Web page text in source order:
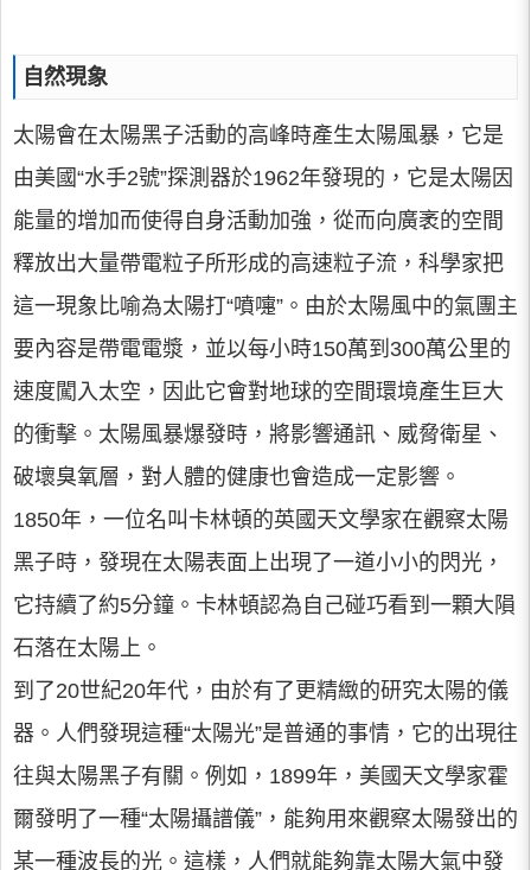
自然現象
太陽會在太陽黑子活動的高峰時產生太陽風暴，它是
由美國“水手2號”探測器於1962年發現的，它是太陽因
能量的增加而使得自身活動加強，從而向廣袤的空間
釋放出大量帶電粒子所形成的高速粒子流，科學家把
這一現象比喻為太陽打“噴嚏”。由於太陽風中的氣團主
要內容是帶電電漿，並以每小時150萬到300萬公里的
速度闖入太空，因此它會對地球的空間環境產生巨大
的衝擊。太陽風暴爆發時，將影響通訊、威脅衛星、
破壞臭氧層，對人體的健康也會造成一定影響。
1850年，一位名叫卡林頓的英國天文學家在觀察太陽
黑子時，發現在太陽表面上出現了一道小小的閃光，
它持續了約5分鐘。卡林頓認為自己碰巧看到一顆大隕
石落在太陽上。
到了20世紀20年代，由於有了更精緻的研究太陽的儀
器。人們發現這種“太陽光”是普通的事情，它的出現往
往與太陽黑子有關。例如，1899年，美國天文學家霍
爾發明了一種“太陽攝譜儀”，能夠用來觀察太陽發出的
某一種波長的光。這樣，人們就能夠靠太陽大氣中發